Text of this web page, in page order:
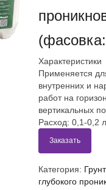
Характеристики
Применяется
внутренних и
работ на
вертикальных
Расход: 0,1-0,2
Заказать
Категория:
глубокого